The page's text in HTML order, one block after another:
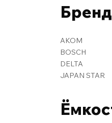
AKOM
BOSCH
DELTA
JAPAN STAR